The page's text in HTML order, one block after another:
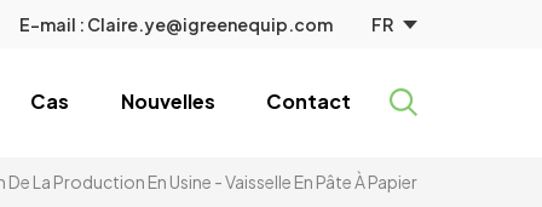
E-mail : Claire.ye@igreenequip.com FR
Cas Nouvelles Contact
La Production En Usine - Vaisselle En Pâte À Papier